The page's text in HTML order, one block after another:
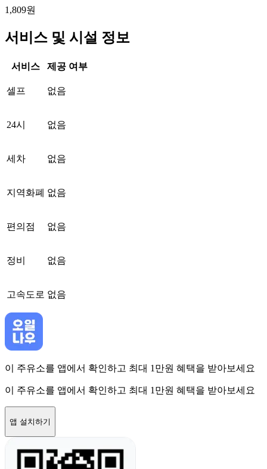
1,809원
서비스 및 시설 정보
서비스 제공 여부
셀프 없음
24시 없음
세차 없음
지역화폐 없음
편의점 없음
정비 없음
고속도로 없음
이 주유소를 앱에서 확인하고 최대 1만원 혜택을 받아보세요
이 주유소를 앱에서 확인하고 최대 1만원 혜택을 받아보세요
앱 설치하기